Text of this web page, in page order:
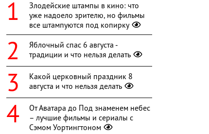
Злодейские штампы в кино: что
уже надоело зрителю, но фильмы
все штампуются под копирку
Яблочный спас 6 августа -
традиции и что нельзя делать
Какой церковный праздник 8
августа и что нельзя делать
От Аватара до Под знаменем небес
– лучшие фильмы и сериалы с
Сэмом Уортингтоном